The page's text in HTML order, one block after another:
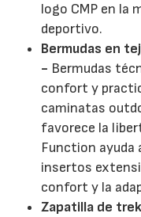
logo CMP en la
deportivo.
Bermudas en
- Bermudas
confort y
caminatas
favorece la
Function ayuda
insertos
confort y la
Zapatilla de